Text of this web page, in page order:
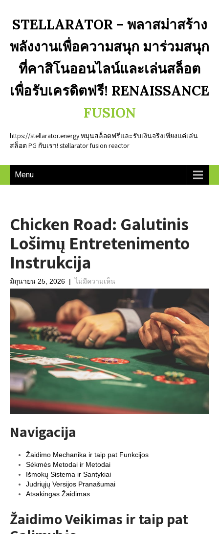
STELLARATOR – พลาสม่าสร้าง
พลังงานเพื่อความสนุก มาร่วมสนุก
ที่คาสิโนออนไลน์และเล่นสล็อต
เพื่อรับเครดิตฟรี! RENAISSANCE
FUSION
https://stellarator.energy หมุนสล็อตฟรีและรับเงินจริงเพียงแค่เล่น
สล็อต PG กับเรา! stellarator fusion reactor
Menu
Chicken Road: Galutinis
Lošimų Entretenimento
Instrukcija
มิถุนายน 25, 2026 |ไม่มีความเห็น
Navigacija
Žaidimo Mechanika ir taip pat Funkcijos
Sėkmės Metodai ir Metodai
Išmokų Sistema ir Santykiai
Judriųjų Versijos Pranašumai
Atsakingas Žaidimas
Žaidimo Veikimas ir taip pat